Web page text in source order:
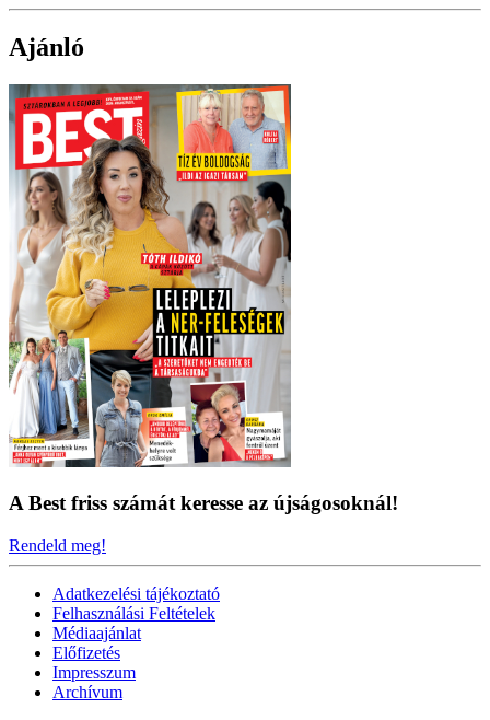
Ajánló
A Best friss számát keresse az újságosoknál!
Rendeld meg!
Adatkezelési tájékoztató
Felhasználási Feltételek
Médiaajánlat
Előfizetés
Impresszum
Archívum